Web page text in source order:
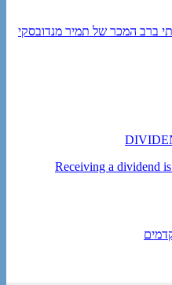
ברב המכר של תמיר מנדובסקי
Receiving a dividend